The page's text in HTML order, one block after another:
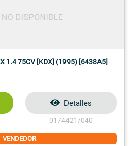
1.4 75CV [KDX] (1995) [6438A5]
Detalles
0174421/040
VENDEDOR